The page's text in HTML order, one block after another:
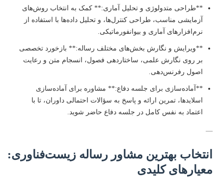
**طراحی متدولوژی و تحلیل آماری:** کمک به انتخاب روش‌های
آزمایشی مناسب، طراحی کنترل‌ها، و تحلیل داده‌ها با استفاده از
نرم‌افزارهای آماری و بیوانفورماتیکی.
**ویرایش و نگارش بخش‌های مختلف رساله:** بازخورد تخصصی
بر روی نگارش علمی، ساختاردهی فصول، انسجام متن و رعایت
اصول رفرنس‌دهی.
**آماده‌سازی برای جلسه دفاع:** مشاوره برای آماده‌سازی
اسلایدها، تمرین ارائه و پاسخ به سؤالات احتمالی داوران، تا با
اعتماد به نفس کامل در جلسه دفاع حاضر شوید.
—
انتخاب بهترین مشاور رساله زیست‌فناوری:
معیارهای کلیدی